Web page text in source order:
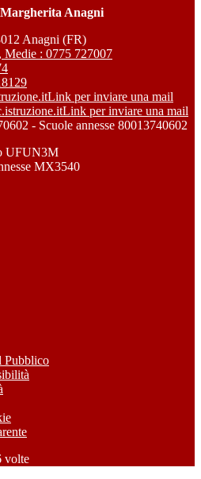
Anagni
Anagni (FR)
Medie : 0775 727007
Link per inviare una mail
Link per inviare una mail
- Scuole annesse 80013740602
UFUN3M
MX3540
Pubblico
volte